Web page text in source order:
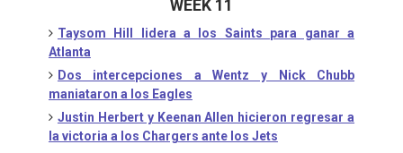
WEEK 11
Taysom Hill lidera a los Saints para ganar a
Atlanta
Dos intercepciones a Wentz y Nick Chubb
maniataron a los Eagles
Justin Herbert y Keenan Allen hicieron regresar a
la victoria a los Chargers ante los Jets